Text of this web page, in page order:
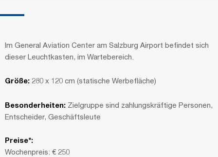
Im General Aviation Center am Salzburg Airport befindet sich
dieser Leuchtkasten, im Wartebereich.
Größe: 280 x 120 cm (statische Werbefläche)
Besonderheiten: Zielgruppe sind zahlungskräftige Personen,
Entscheider, Geschäftsleute
Preise*:
Wochenpreis: € 250